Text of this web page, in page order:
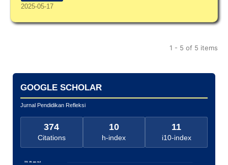
2025-05-17
1 - 5 of 5 items
GOOGLE SCHOLAR
Jurnal Pendidikan Refleksi
374
Citations
10
h-index
11
i10-index
Sitasi